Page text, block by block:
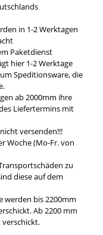
in 1-2 Werktagen
Paketdienst
hier 1-2 Werktage
Speditionsware, die
ab 2000mm ihre
Liefertermins mit
versenden!!!
Woche (Mo-Fr. von
zu
diese auf dem
werden bis 2200mm
Ab 2200 mm